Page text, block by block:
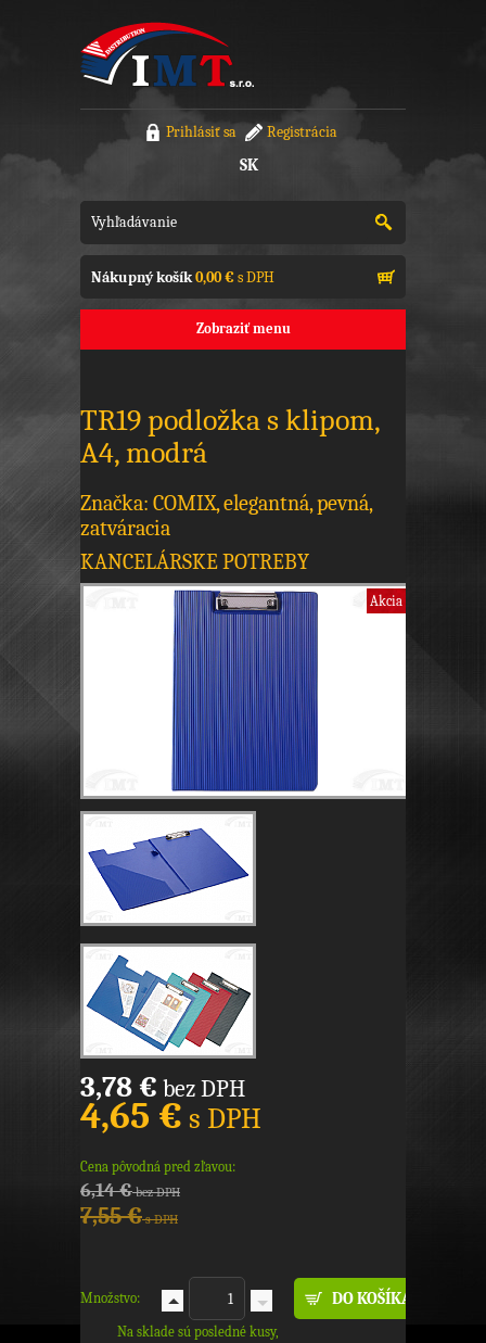
Prihlásiť sa Registrácia
SK
Nákupný košík0,00 €s DPH
Zobraziť menu
TR19 podložka s klipom,
A4, modrá
Značka: COMIX, elegantná, pevná,
zatváracia
KANCELÁRSKE POTREBY
Akcia
3,78 € bez DPH
4,65 € s DPH
Cena pôvodná pred zľavou:
6,14 €bez DPH
7,55 €s DPH
Množstvo:
Na sklade sú posledné kusy,